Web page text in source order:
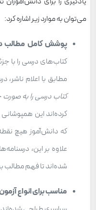
می‌توان به موارد زیر اشاره کرد:
پوشش کامل مطالب
کتاب‌های درسی را با
مطابق با اعلام ناشر،
کتاب درسی را به
کرده‌اند این
که دانش‌آموز هیچ
علاوه بر این،
شده‌اند تا فهم مطالب
مناسب برای انواع